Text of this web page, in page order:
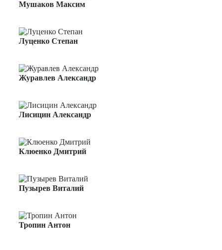
Мушаков Максим
Луценко Степан
Журавлев Александр
Лисицин Александр
Клюенко Дмитрий
Пузырев Виталий
Тропин Антон